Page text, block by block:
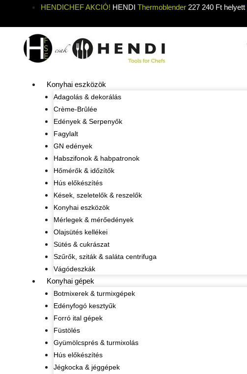
HENDICHEF AKCIÓ! HENDI Thermoblender 227 240 Ft helyett
Konyhai eszközök
Adagolás & dekorálás
Crème-Brûlée
Edények & Serpenyők
Fagylalt
GN edények
Habszifonok & habpatronok
Hőmérők & időzítők
Hús előkészítés
Kések, szeletelők & reszelők
Konyhai eszközök
Mérlegek & mérőedények
Olajsütés kellékei
Sütés & cukrászat
Szűrők, sziták & saláta centrifuga
Vágódeszkák
Konyhai gépek
Botmixerek & turmixgépek
Edényfogó kesztyűk
Forró ital gépek
Füstölés
Gyümölcsprés & turmixolás
Hús előkészítés
Jégkocka & jéggépek